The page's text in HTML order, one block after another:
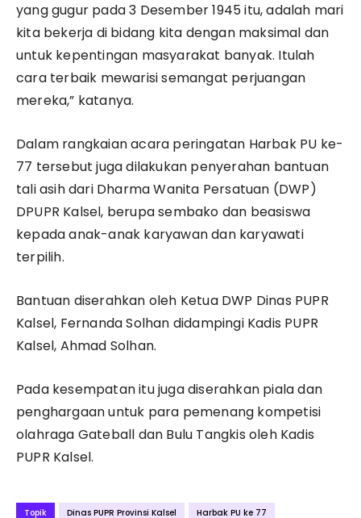
yang gugur pada 3 Desember 1945 itu, adalah mari
kita bekerja di bidang kita dengan maksimal dan
untuk kepentingan masyarakat banyak. Itulah
cara terbaik mewarisi semangat perjuangan
mereka,” katanya.
Dalam rangkaian acara peringatan Harbak PU ke-
77 tersebut juga dilakukan penyerahan bantuan
tali asih dari Dharma Wanita Persatuan (DWP)
DPUPR Kalsel, berupa sembako dan beasiswa
kepada anak-anak karyawan dan karyawati
terpilih.
Bantuan diserahkan oleh Ketua DWP Dinas PUPR
Kalsel, Fernanda Solhan didampingi Kadis PUPR
Kalsel, Ahmad Solhan.
Pada kesempatan itu juga diserahkan piala dan
penghargaan untuk para pemenang kompetisi
olahraga Gateball dan Bulu Tangkis oleh Kadis
PUPR Kalsel.
Topik Dinas PUPR Provinsi Kalsel Harbak PU ke 77